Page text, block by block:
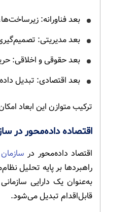
بعد فناورانه:
بعد مدیریتی:
بعد حقوقی و اخلاقی:
بعد اقتصادی: تبدیل
ترکیب متوازن این ابعاد
اقتصاده داده‌محور در
اقتصاد داده‌محور در سازمان
راهبردها بر پایه تحلیل
به‌عنوان یک دارایی
قابل‌اقدام تبدیل می‌شود.